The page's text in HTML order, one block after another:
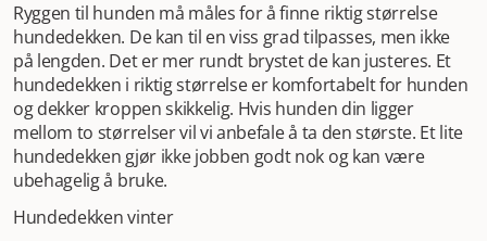
Ryggen til hunden må måles for å finne riktig størrelse
hundedekken. De kan til en viss grad tilpasses, men ikke
på lengden. Det er mer rundt brystet de kan justeres. Et
hundedekken i riktig størrelse er komfortabelt for hunden
og dekker kroppen skikkelig. Hvis hunden din ligger
mellom to størrelser vil vi anbefale å ta den største. Et lite
hundedekken gjør ikke jobben godt nok og kan være
ubehagelig å bruke.
Hundedekken vinter